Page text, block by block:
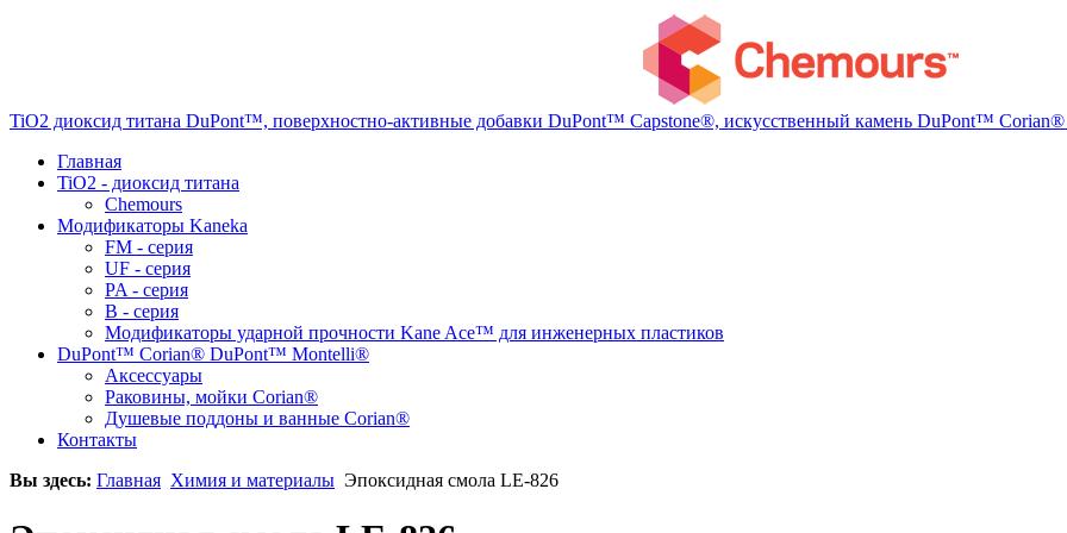
TiO2 диоксид титана DuPont™, поверхностно-активные добавки DuPont™ Capstone®, искусcтвенный камень DuPont™
Главная
TiO2 - диоксид титана
Chemours
Модификаторы Kaneka
FM - серия
UF - серия
PA - серия
B - серия
Модификаторы ударной прочности Kane Ace™ для инженерных пластиков
DuPont™ Corian® DuPont™ Montelli®
Аксессуары
Раковины, мойки Corian®
Душевые поддоны и ванные Corian®
Контакты
Вы здесь: Главная Химия и материалы Эпоксидная смола LE-826